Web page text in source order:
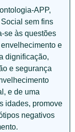
APP,
sem fins
se às questões
e
dignificação,
e segurança
e de uma
idades, promove
negativos